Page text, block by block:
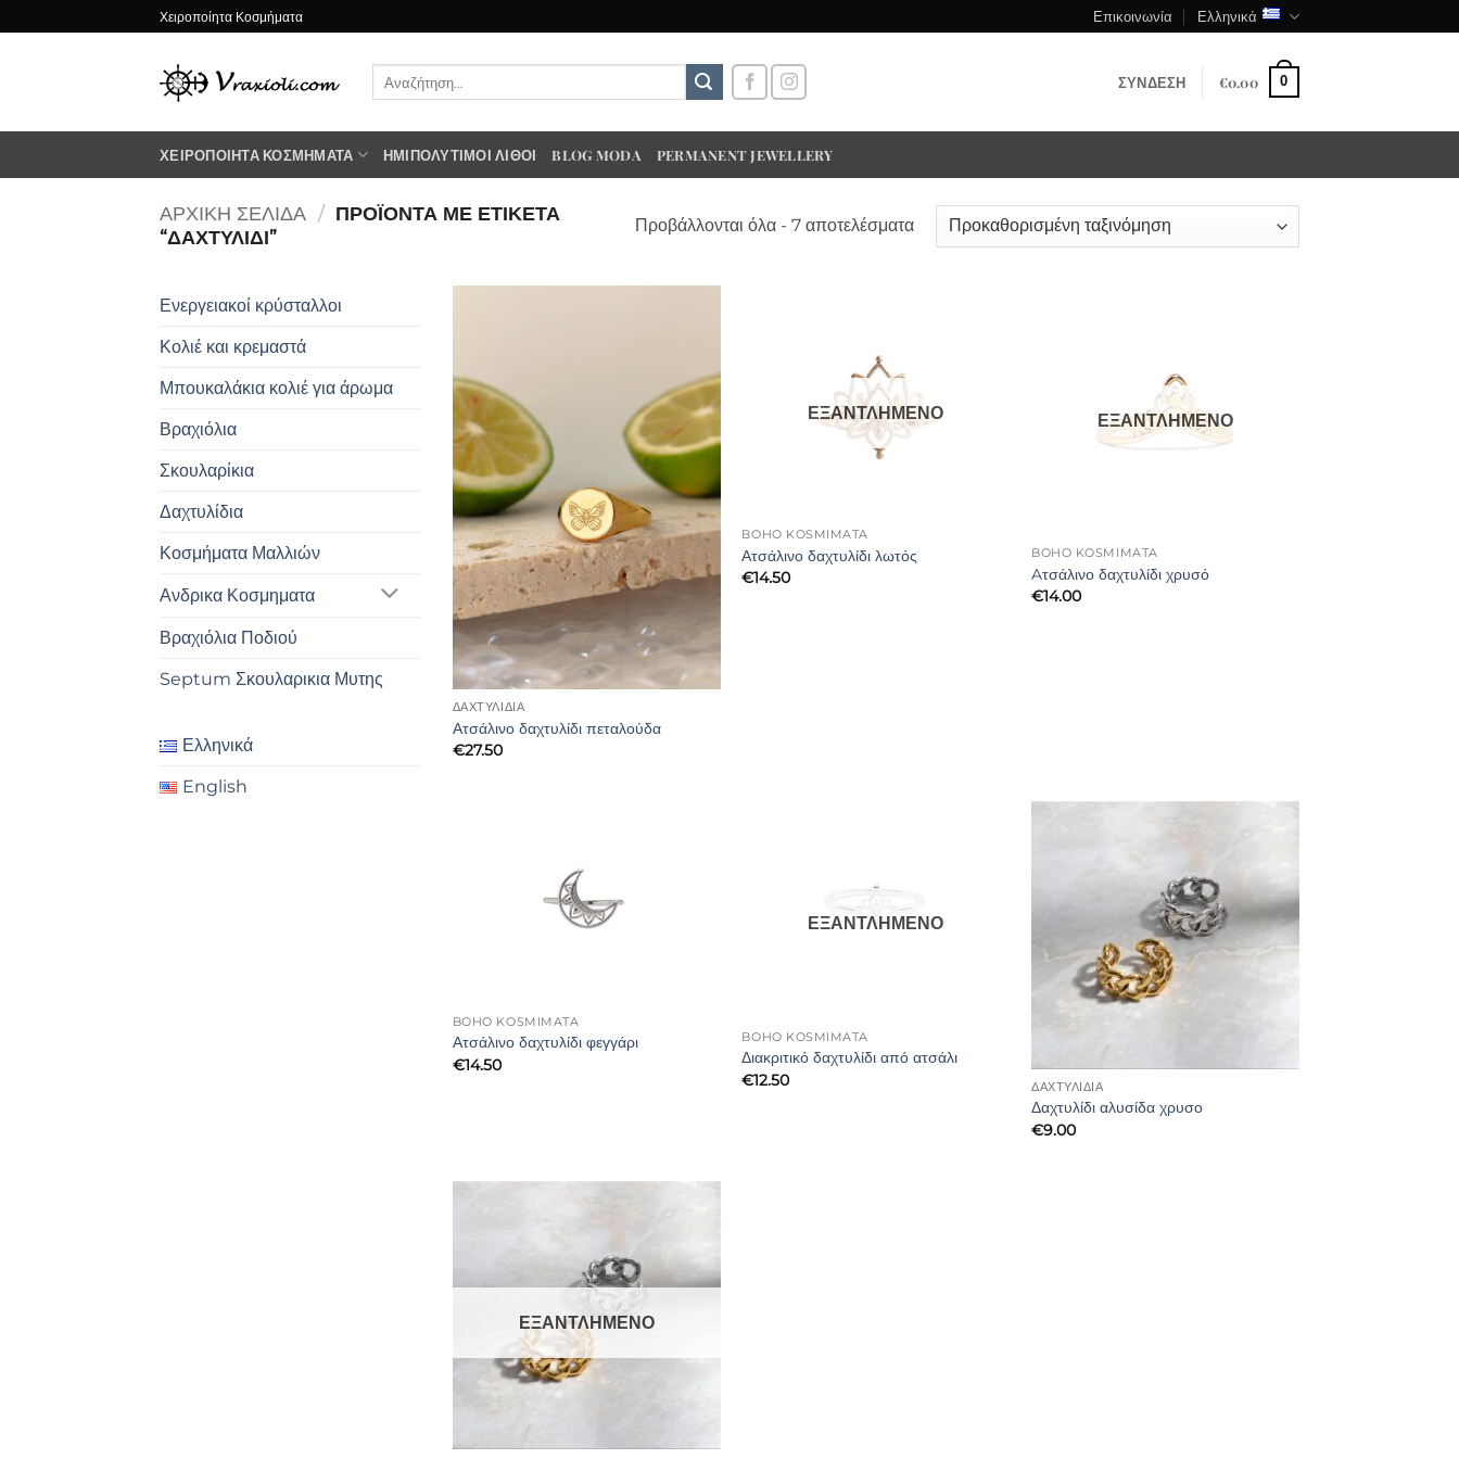
στο
Χειροποίητα Κοσμήματα Επικοινωνία Ελληνικά
ΣΎΝΔΕΣΗ €0.00 0
ΧΕΙΡΟΠΟΊΗΤΑ ΚΟΣΜΉΜΑΤΑ ΗΜΙΠΟΛΎΤΙΜΟΙ ΛΊΘΟΙ BLOG MODA PERMANENT JEWELLERY
ΑΡΧΙΚΉ ΣΕΛΊΔΑ / ΠΡΟΪΌΝΤΑ ΜΕ ΕΤΙΚΈΤΑ
“ΔΑΧΤΥΛΙΔΙ”
Προβάλλονται όλα - 7 αποτελέσματα
Ενεργειακοί κρύσταλλοι
Κολιέ και κρεμαστά
Μπουκαλάκια κολιέ για άρωμα
Βραχιόλια
Σκουλαρίκια
Δαχτυλίδια
Κοσμήματα Μαλλιών
Ανδρικα Κοσμηματα
Βραχιόλια Ποδιού
Septum Σκουλαρικια Μυτης
Ελληνικά
English
ΔΑΧΤΥΛΊΔΙΑ
Ατσάλινο δαχτυλίδι πεταλούδα
€27.50
ΕΞΑΝΤΛΗΜΈΝΟ
BOHO KOSMIMATA
Ατσάλινο δαχτυλίδι λωτός
€14.50
ΕΞΑΝΤΛΗΜΈΝΟ
BOHO KOSMIMATA
Aτσάλινο δαχτυλίδι χρυσό
€14.00
BOHO KOSMIMATA
Ατσάλινο δαχτυλίδι φεγγάρι
€14.50
ΕΞΑΝΤΛΗΜΈΝΟ
BOHO KOSMIMATA
Διακριτικό δαχτυλίδι από ατσάλι
€12.50 ΔΑΧΤΥΛΊΔΙΑ
Δαχτυλίδι αλυσίδα χρυσο
€9.00
ΕΞΑΝΤΛΗΜΈΝΟ